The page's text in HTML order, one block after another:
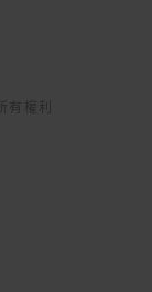
權利